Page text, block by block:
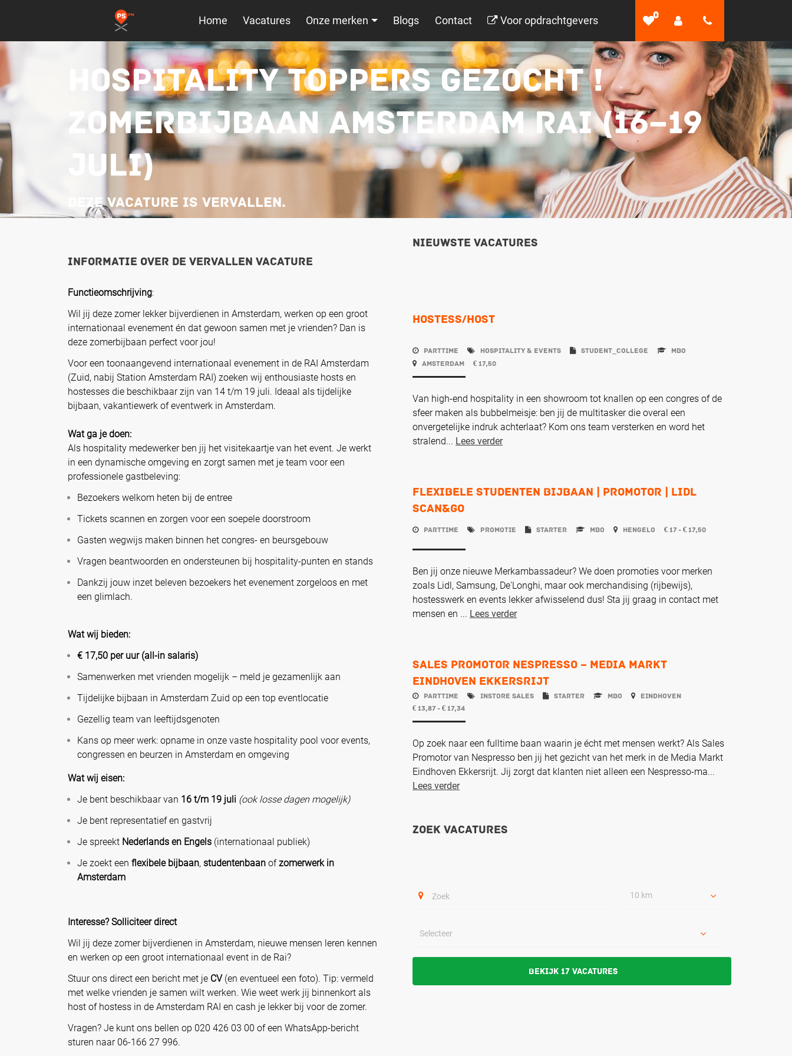
Home Vacatures Onze merken Blogs Contact Voor opdrachtgevers 0
HOSPITALITY TOPPERS GEZOCHT !
ZOMERBIJBAAN AMSTERDAM RAI (16–19
JULI)
Deze vacature is vervallen.
Informatie over de vervallen vacature
Functieomschrijving:
Wil jij deze zomer lekker bijverdienen in Amsterdam, werken op een groot
internationaal evenement én dat gewoon samen met je vrienden? Dan is
deze zomerbijbaan perfect voor jou!
Voor een toonaangevend internationaal evenement in de RAI Amsterdam
(Zuid, nabij Station Amsterdam RAI) zoeken wij enthousiaste hosts en
hostesses die beschikbaar zijn van 14 t/m 19 juli. Ideaal als tijdelijke
bijbaan, vakantiewerk of eventwerk in Amsterdam.
Wat ga je doen:
Als hospitality medewerker ben jij het visitekaartje van het event. Je werkt
in een dynamische omgeving en zorgt samen met je team voor een
professionele gastbeleving:
Bezoekers welkom heten bij de entree
Tickets scannen en zorgen voor een soepele doorstroom
Gasten wegwijs maken binnen het congres- en beursgebouw
Vragen beantwoorden en ondersteunen bij hospitality-punten en stands
Dankzij jouw inzet beleven bezoekers het evenement zorgeloos en met
een glimlach.
Wat wij bieden:
€ 17,50 per uur (all-in salaris)
Samenwerken met vrienden mogelijk – meld je gezamenlijk aan
Tijdelijke bijbaan in Amsterdam Zuid op een top eventlocatie
Gezellig team van leeftijdsgenoten
Kans op meer werk: opname in onze vaste hospitality pool voor events,
congressen en beurzen in Amsterdam en omgeving
Wat wij eisen:
Je bent beschikbaar van 16 t/m 19 juli (ook losse dagen mogelijk)
Je bent representatief en gastvrij
Je spreekt Nederlands en Engels (internationaal publiek)
Je zoekt een flexibele bijbaan, studentenbaan ofzomerwerk in
Amsterdam
Interesse? Solliciteer direct
Wil jij deze zomer bijverdienen in Amsterdam, nieuwe mensen leren kennen
en werken op een groot internationaal event in de Rai?
Stuur ons direct een bericht met je CV(en eventueel een foto). Tip: vermeld
met welke vrienden je samen wilt werken. Wie weet werk jij binnenkort als
host of hostess in de Amsterdam RAI en cash je lekker bij voor de zomer.
Vragen? Je kunt ons bellen op 020 426 03 00 of een WhatsApp-bericht
sturen naar 06-166 27 996.
Nieuwste vacatures
Hostess/Host
Parttime Hospitality & Events student_college
MBO
Amsterdam
€ 17,50
Van high-end hospitality in een showroom tot knallen op een congres of de
sfeer maken als bubbelmeisje: ben jij de multitasker die overal een
onvergetelijke indruk achterlaat? Kom ons team versterken en word het
stralend... Lees verder
Flexibele studenten Bijbaan | Promotor | Lidl
Scan&Go
Parttime Promotie Starter MBO Hengelo € 17 - € 17,50
Ben jij onze nieuwe Merkambassadeur? We doen promoties voor merken
zoals Lidl, Samsung, De'Longhi, maar ook merchandising (rijbewijs),
hostesswerk en events lekker afwisselend dus! Sta jij graag in contact met
mensen en ... Lees verder
Sales Promotor Nespresso – Media Markt
Eindhoven Ekkersrijt
Parttime Instore Sales Starter MBO Eindhoven
€ 13,87 - € 17,34
Op zoek naar een fulltime baan waarin je écht met mensen werkt? Als Sales
Promotor van Nespresso ben jij het gezicht van het merk in de Media Markt
Eindhoven Ekkersrijt. Jij zorgt dat klanten niet alleen een Nespresso-ma...
Lees verder
Zoek vacatures
10 km
Bekijk 17 vacatures